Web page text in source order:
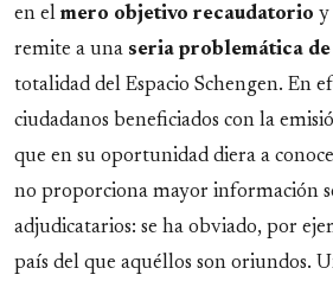
en el mero objetivo recaudatorio y
remite a una seria problemática
totalidad del Espacio Schengen. En
ciudadanos beneficiados con la
que en su oportunidad diera a
no proporciona mayor información
adjudicatarios: se ha obviado, por
país del que aquéllos son oriundos.